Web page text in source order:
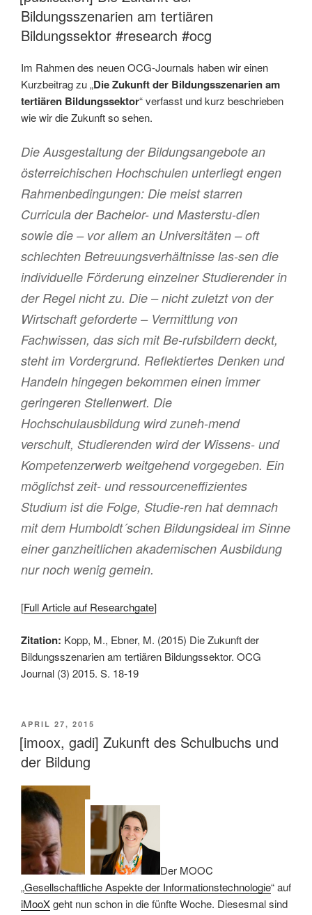
Bildungsszenarien am tertiären
Bildungssektor #research #ocg
Im Rahmen des neuen OCG-Journals haben wir einen
Kurzbeitrag zu „Die Zukunft der Bildungsszenarien am
tertiären Bildungssektor“ verfasst und kurz beschrieben
wie wir die Zukunft so sehen.
Die Ausgestaltung der Bildungsangebote an
österreichischen Hochschulen unterliegt engen
Rahmenbedingungen: Die meist starren
Curricula der Bachelor- und Masterstu-dien
sowie die – vor allem an Universitäten – oft
schlechten Betreuungsverhältnisse las-sen die
individuelle Förderung einzelner Studierender in
der Regel nicht zu. Die – nicht zuletzt von der
Wirtschaft geforderte – Vermittlung von
Fachwissen, das sich mit Be-rufsbildern deckt,
steht im Vordergrund. Reflektiertes Denken und
Handeln hingegen bekommen einen immer
geringeren Stellenwert. Die
Hochschulausbildung wird zuneh-mend
verschult, Studierenden wird der Wissens- und
Kompetenzerwerb weitgehend vorgegeben. Ein
möglichst zeit- und ressourceneffizientes
Studium ist die Folge, Studie-ren hat demnach
mit dem Humboldt´schen Bildungsideal im Sinne
einer ganzheitlichen akademischen Ausbildung
nur noch wenig gemein.
[Full Article auf Researchgate]
Zitation: Kopp, M., Ebner, M. (2015) Die Zukunft der
Bildungsszenarien am tertiären Bildungssektor. OCG
Journal (3) 2015. S. 18-19
VERÖFFENTLICHT
AM
APRIL 27, 2015
[imoox, gadi] Zukunft des Schulbuchs und
der Bildung
Der MOOC
„Gesellschaftliche Aspekte der Informationstechnologie“ auf
iMooXgeht nun schon in die fünfte Woche. Diesesmal sind